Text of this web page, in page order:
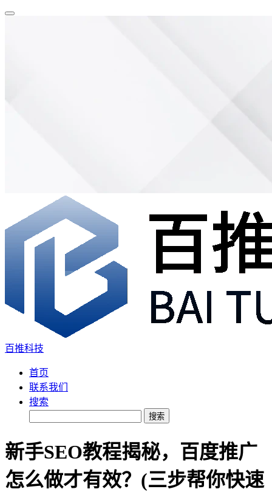
百推科技
首页
联系我们
搜索
搜索
新手SEO教程揭秘，百度推广
怎么做才有效？(三步帮你快速